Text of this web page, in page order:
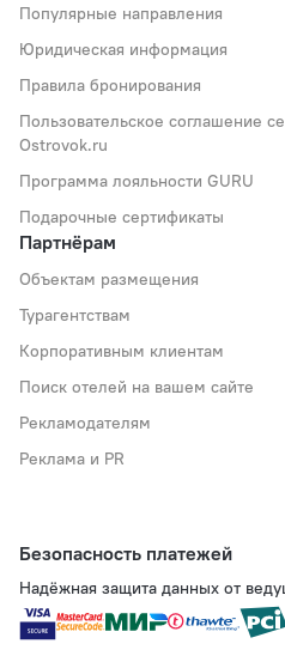
Популярные направления
Юридическая информация
Правила бронирования
Пользовательское соглашение
Ostrovok.ru
Программа лояльности GURU
Подарочные сертификаты
Партнёрам
Объектам размещения
Турагентствам
Корпоративным клиентам
Поиск отелей на вашем сайте
Рекламодателям
Реклама и PR
Безопасность платежей
Надёжная защита данных от